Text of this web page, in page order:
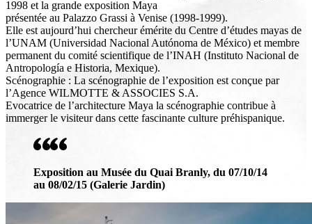
1998 et la grande exposition Maya
présentée au Palazzo Grassi à Venise (1998-1999).
Elle est aujourd’hui chercheur émérite du Centre d’études mayas de
l’UNAM (Universidad Nacional Autónoma de México) et membre
permanent du comité scientifique de l’INAH (Instituto Nacional de
Antropología e Historia, Mexique).
Scénographie : La scénographie de l’exposition est conçue par
l’Agence WILMOTTE & ASSOCIES S.A.
Evocatrice de l’architecture Maya la scénographie contribue à
immerger le visiteur dans cette fascinante culture préhispanique.
Exposition au Musée du Quai Branly, du 07/10/14
au 08/02/15 (Galerie Jardin)